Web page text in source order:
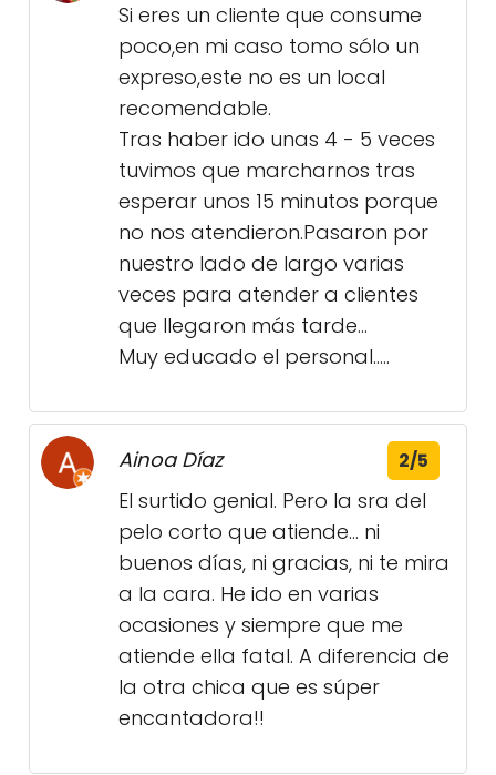
Si eres un cliente que consume
poco,en mi caso tomo sólo un
expreso,este no es un local
recomendable.
Tras haber ido unas 4 - 5 veces
tuvimos que marcharnos tras
esperar unos 15 minutos porque
no nos atendieron.Pasaron por
nuestro lado de largo varias
veces para atender a clientes
que llegaron más tarde...
Muy educado el personal.....
Ainoa Díaz 2/5
El surtido genial. Pero la sra del
pelo corto que atiende... ni
buenos días, ni gracias, ni te mira
a la cara. He ido en varias
ocasiones y siempre que me
atiende ella fatal. A diferencia de
la otra chica que es súper
encantadora!!